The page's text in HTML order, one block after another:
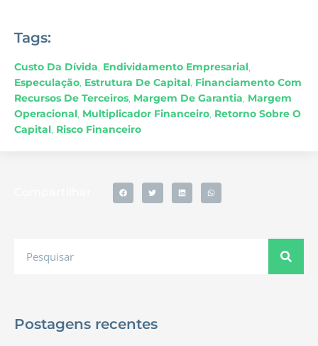
Tags:
Custo Da Dívida, Endividamento Empresarial,
Especulação, Estrutura De Capital, Financiamento Com
Recursos De Terceiros, Margem De Garantia, Margem
Operacional, Multiplicador Financeiro, Retorno Sobre O
Capital, Risco Financeiro
Postagens recentes